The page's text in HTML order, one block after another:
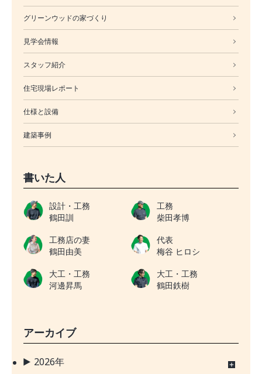
グリーンウッドの家づくり
見学会情報
スタッフ紹介
住宅現場レポート
仕様と設備
建築事例
書いた人
設計・工務
鶴田訓
工務
柴田孝博
工務店の妻
鶴田由美
代表
梅谷 ヒロシ
大工・工務
河邊昇馬
大工・工務
鶴田鉄樹
アーカイブ
2026年